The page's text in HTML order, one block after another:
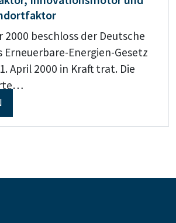
2000 beschloss der Deutsche
Erneuerbare-Energien-Gesetz
April 2000 in Kraft trat. Die